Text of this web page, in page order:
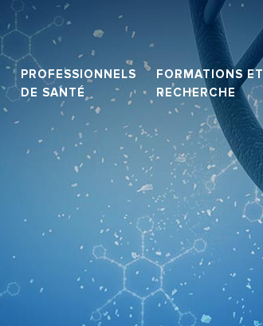
PROFESSIONNELS
DE SANTÉ
FORMATIONS ET
RECHERCHE